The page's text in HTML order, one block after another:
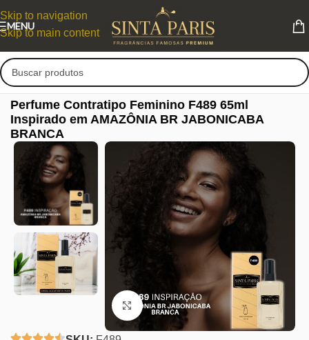
Skip to navigation
Skip to main content
MENU
Perfume Contratipo Feminino F489 65ml
Inspirado em AMAZÔNIA BR JABONICABA
BRANCA
Clique para ampliar